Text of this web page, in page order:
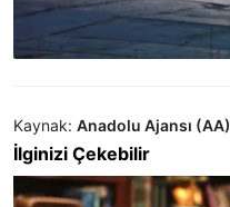
Kaynak: Anadolu Ajansı (AA)